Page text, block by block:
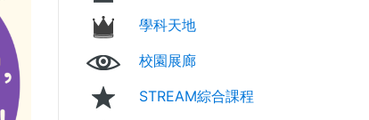
學科天地
校園展廊
STREAM綜合課程